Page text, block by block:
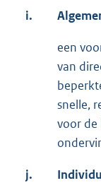
i.
een
van
snelle,
voor de
j.